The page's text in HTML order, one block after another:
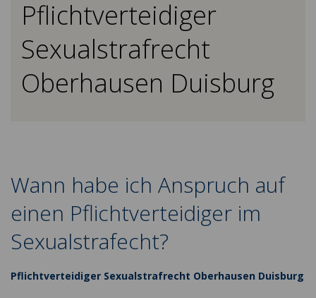
Pflichtverteidiger
Sexualstrafrecht
Oberhausen Duisburg
Wann habe ich Anspruch auf
einen Pflichtverteidiger im
Sexualstrafecht?
Pflichtverteidiger Sexualstrafrecht Oberhausen Duisburg